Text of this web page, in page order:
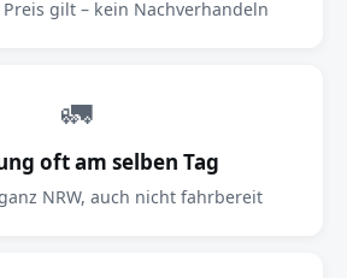
gilt – kein Nachverhandeln
🚛
oft am selben Tag
NRW, auch nicht fahrbereit